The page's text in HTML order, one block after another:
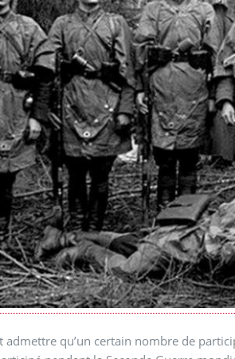
admettre qu’un certain nombre de